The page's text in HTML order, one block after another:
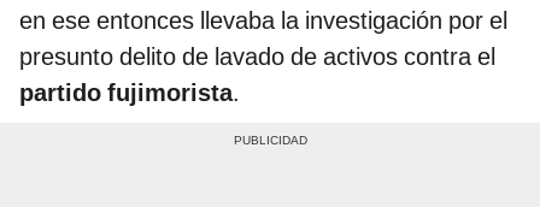
en ese entonces llevaba la investigación por el
presunto delito de lavado de activos contra el
partido fujimorista.